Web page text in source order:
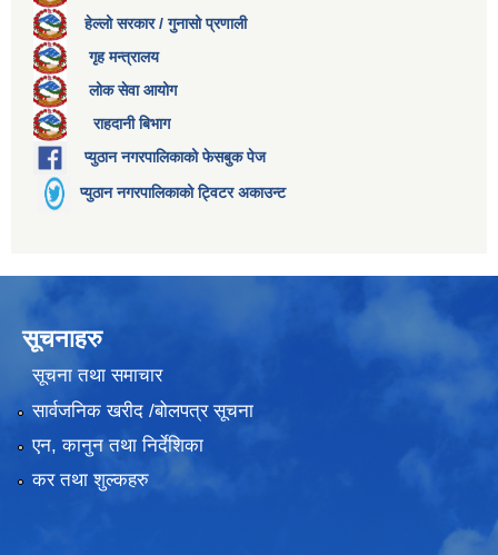
हेल्लो सरकार / गुनासो प्रणाली
गृह मन्त्रालय
लोक सेवा आयोग
राहदानी बिभाग
प्युठान नगरपालिकाको फेसबुक पेज
प्युठान नगरपालिकाको ट्विटर अकाउन्ट
सूचनाहरु
सूचना तथा समाचार
सार्वजनिक खरीद /बोलपत्र सूचना
एन, कानुन तथा निर्देशिका
कर तथा शुल्कहरु